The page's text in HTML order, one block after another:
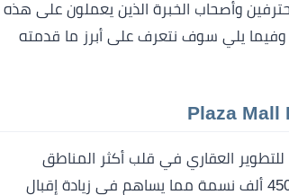
وأصحاب الخبرة الذين يعملون على هذه
وفيما يلي سوف نتعرف على أبرز ما قدمته
العقاري في قلب أكثر المناطق
الحيوية بالقاهرة الجديدة، حيث تتعدى كثافتها السكانية 450 ألف نسمة مما يساهم في زيادة إقبال